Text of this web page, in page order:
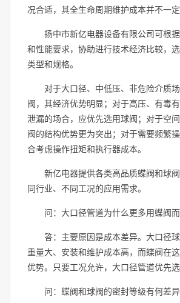
况合适，其全生命周期维护成本并不一定
扬中市新亿电器设备有限公司可根
和性能要求，协助进行技术经济比较，
类型和规格。
对于大口径、中低压、非危险介质
阀，其经济优势明显；对于高压、有毒
泄漏的场合，应优先选用球阀；对于空
阀的结构优势更为突出；对于需要频繁
合考虑操作扭矩和执行器成本。
新亿电器提供各类高品质蝶阀和球
同行业、不同工况的应用需求。
问：大口径管道为什么更多用蝶阀而
答：主要原因是成本差异。大口径球
重量大、安装和维护成本高，而蝶阀在
优势。只要工况允许，大口径管道优先选
问：蝶阀和球阀的密封等级有何差异